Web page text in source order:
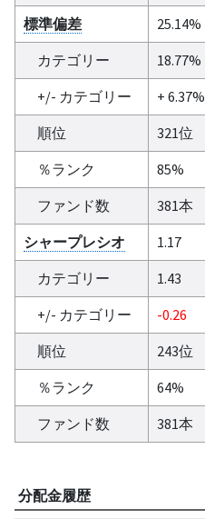
標準偏差
25.14%
カテゴリー
18.77%
+/- カテゴリー
+ 6.37%
順位
321位
％ランク
85%
ファンド数
381本
シャープレシオ
1.17
カテゴリー
1.43
+/- カテゴリー
-0.26
順位
243位
％ランク
64%
ファンド数
381本
分配金履歴